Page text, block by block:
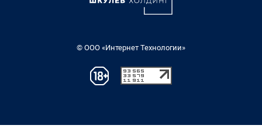
© ООО «Интернет Технологии»